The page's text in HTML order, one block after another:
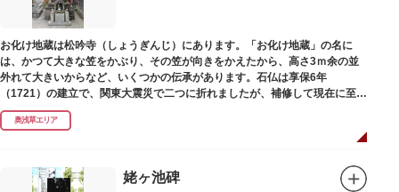
お化け地蔵は松吟寺（しょうぎんじ）にあります。「お化け地蔵」の名に
は、かつて大きな笠をかぶり、その笠が向きをかえたから、高さ3ｍ余の並
外れて大きいからなど、いくつかの伝承があります。石仏は享保6年
（1721）の建立で、関東大震災で二つに折れましたが、補修して現在に至っ
ています。常夜灯は、寛政2年（1790）に建てられました。
奥浅草エリア
姥ヶ池碑